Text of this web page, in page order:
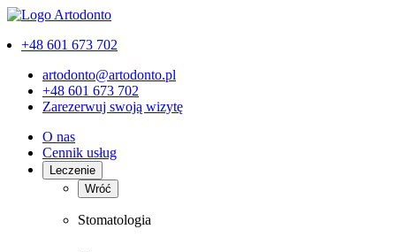
+48 601 673 702
artodonto@artodonto.pl
+48 601 673 702
Zarezerwuj swoją wizytę
O nas
Cennik usług
Leczenie
Wróć
Stomatologia